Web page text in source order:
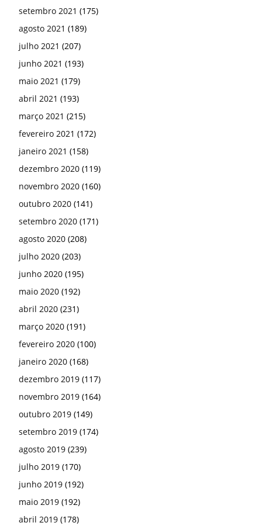
setembro 2021 (175)
agosto 2021 (189)
julho 2021 (207)
junho 2021 (193)
maio 2021 (179)
abril 2021 (193)
março 2021 (215)
fevereiro 2021 (172)
janeiro 2021 (158)
dezembro 2020 (119)
novembro 2020 (160)
outubro 2020 (141)
setembro 2020 (171)
agosto 2020 (208)
julho 2020 (203)
junho 2020 (195)
maio 2020 (192)
abril 2020 (231)
março 2020 (191)
fevereiro 2020 (100)
janeiro 2020 (168)
dezembro 2019 (117)
novembro 2019 (164)
outubro 2019 (149)
setembro 2019 (174)
agosto 2019 (239)
julho 2019 (170)
junho 2019 (192)
maio 2019 (192)
abril 2019 (178)